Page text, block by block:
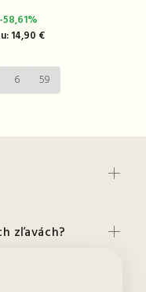
-58,61%
14,90 €
6 59
zľavách?